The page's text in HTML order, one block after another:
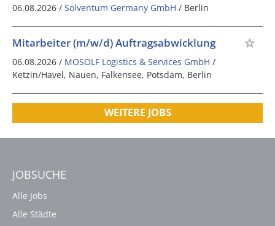
06.08.2026 / Solventum Germany GmbH / Berlin
Mitarbeiter (m/w/d) Auftragsabwicklung
06.08.2026 / MOSOLF Logistics & Services GmbH /
Ketzin/Havel, Nauen, Falkensee, Potsdam, Berlin
WEITERE JOBS
JOBSUCHE
Alle Jobs
Alle Städte